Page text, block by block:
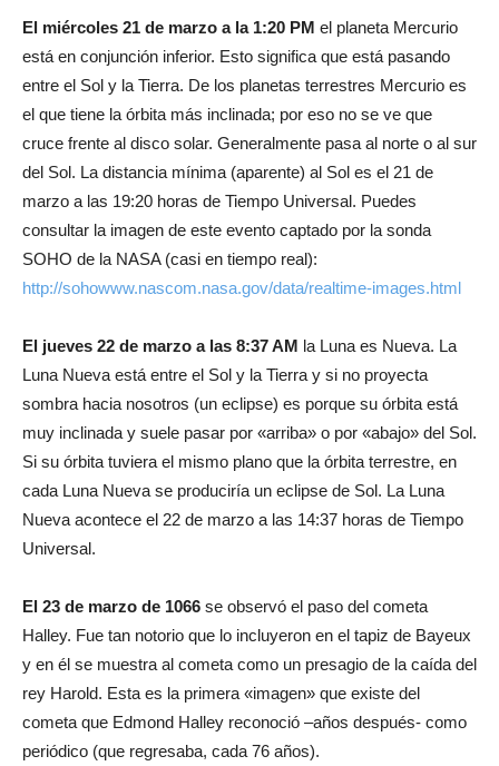
El miércoles 21 de marzo a la 1:20 PM el planeta Mercurio
está en conjunción inferior. Esto significa que está pasando
entre el Sol y la Tierra. De los planetas terrestres Mercurio es
el que tiene la órbita más inclinada; por eso no se ve que
cruce frente al disco solar. Generalmente pasa al norte o al sur
del Sol. La distancia mínima (aparente) al Sol es el 21 de
marzo a las 19:20 horas de Tiempo Universal. Puedes
consultar la imagen de este evento captado por la sonda
SOHO de la NASA (casi en tiempo real):
http://sohowww.nascom.nasa.gov/data/realtime-images.html
El jueves 22 de marzo a las 8:37 AM la Luna es Nueva. La
Luna Nueva está entre el Sol y la Tierra y si no proyecta
sombra hacia nosotros (un eclipse) es porque su órbita está
muy inclinada y suele pasar por «arriba» o por «abajo» del Sol.
Si su órbita tuviera el mismo plano que la órbita terrestre, en
cada Luna Nueva se produciría un eclipse de Sol. La Luna
Nueva acontece el 22 de marzo a las 14:37 horas de Tiempo
Universal.
El 23 de marzo de 1066 se observó el paso del cometa
Halley. Fue tan notorio que lo incluyeron en el tapiz de Bayeux
y en él se muestra al cometa como un presagio de la caída del
rey Harold. Esta es la primera «imagen» que existe del
cometa que Edmond Halley reconoció –años después- como
periódico (que regresaba, cada 76 años).